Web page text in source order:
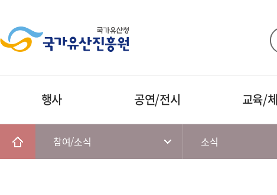
행사 공연/전시 교육/
참여/소식 소식